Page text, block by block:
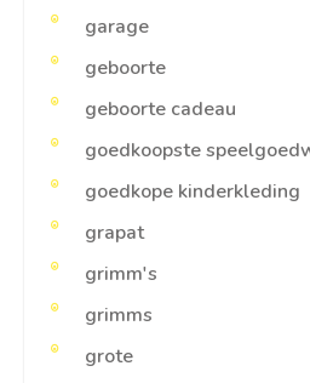
garage
geboorte
geboorte cadeau
goedkoopste
goedkope kinderkleding
grapat
grimm's
grimms
grote